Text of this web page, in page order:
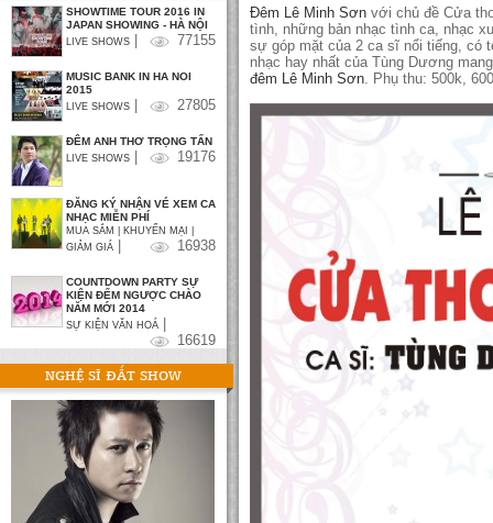
SHOWTIME TOUR 2016 IN
JAPAN SHOWING - HÀ NỘI
LIVE SHOWS 77155
MUSIC BANK IN HA NOI
2015
LIVE SHOWS 27805
ĐÊM ANH THƠ TRỌNG TẤN
LIVE SHOWS 19176
ĐĂNG KÝ NHẬN VÉ XEM CA
NHẠC MIỄN PHÍ
MUA SẮM | KHUYẾN MẠI |
GIẢM GIÁ
16938
COUNTDOWN PARTY SỰ
KIỆN ĐẾM NGƯỢC CHÀO
NĂM MỚI 2014
SỰ KIỆN VĂN HOÁ
16619
NGHỆ SĨ ĐẮT SHOW
Đêm Lê Minh Sơn với chủ đề Cửa
tình, những bản nhạc tình ca, nhạc
sự góp mặt của 2 ca sĩ nổi tiếng, có
nhạc hay nhất của Tùng Dương
đêm Lê Minh Sơn. Phụ thu: 500k,